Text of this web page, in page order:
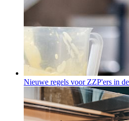
Nieuwe regels voor ZZP'ers in